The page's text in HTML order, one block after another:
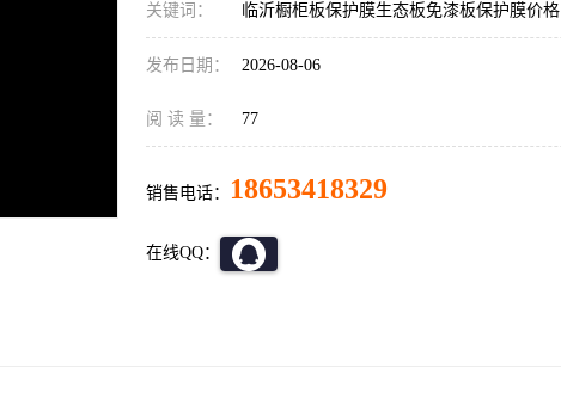
关键词： 临沂橱柜板保护膜生态板免漆板保护膜价格
发布日期： 2026-08-06
阅 读 量： 77
销售电话： 18653418329
在线QQ：